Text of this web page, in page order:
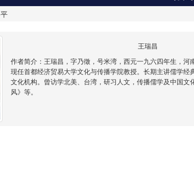
王瑞昌
作者简介：王瑞昌，字乃徵，号米湾，西元一九六四年生，河
现任首都经济贸易大学文化与传播学院教授。长期主讲儒学经
文化机构。曾访学北美、台湾，研习人文，传播儒学及中国文
风》等。